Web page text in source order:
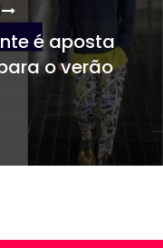
é aposta
o verão